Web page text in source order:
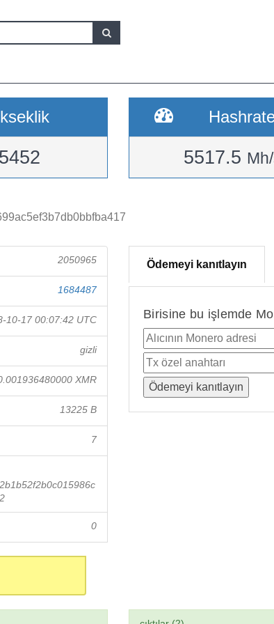
5517.5
2050965
1684487
10-17 00:07:42 UTC
gizli
XMR
13225 B
7
0
Ödemeyi kanıtlayın
Birisine bu işlemde